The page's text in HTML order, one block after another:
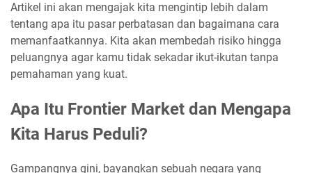
Artikel ini akan mengajak kita mengintip lebih dalam
tentang apa itu pasar perbatasan dan bagaimana cara
memanfaatkannya. Kita akan membedah risiko hingga
peluangnya agar kamu tidak sekadar ikut-ikutan tanpa
pemahaman yang kuat.
Apa Itu Frontier Market dan Mengapa
Kita Harus Peduli?
Gampangnya gini, bayangkan sebuah negara yang